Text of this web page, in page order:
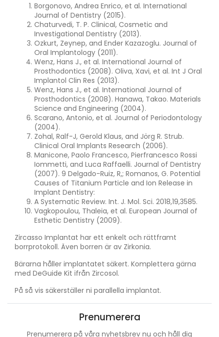
Borgonovo, Andrea Enrico, et al. International
Journal of Dentistry (2015).
Chaturvedi, T. P. Clinical, Cosmetic and
Investigational Dentistry (2013).
Ozkurt, Zeynep, and Ender Kazazoglu. Journal of
Oral Implantology (2011).
Wenz, Hans J., et al. International Journal of
Prosthodontics (2008). Oliva, Xavi, et al. Int J Oral
Implantol Clin Res (2013).
Wenz, Hans J., et al. International Journal of
Prosthodontics (2008). Hanawa, Takao. Materials
Science and Engineering (2004).
Scarano, Antonio, et al. Journal of Periodontology
(2004).
Zohal, Ralf-J, Gerold Klaus, and Jörg R. Strub.
Clinical Oral Implants Research (2006).
Manicone, Paolo Francesco, Pierfrancesco Rossi
Iommetti, and Luca Raffaelli. Journal of Dentistry
(2007). 9 Delgado-Ruiz, R,; Romanos, G. Potential
Causes of Titanium Particle and Ion Release in
Implant Dentistry:
A Systematic Review. Int. J. Mol. Sci. 2018,19,3585.
Vagkopoulou, Thaleia, et al. European Journal of
Esthetic Dentistry (2009).
Zircasso Implantat har ett enkelt och rättframt
borrprotokoll. Även borren är av Zirkonia.
Bärarna håller implantatet säkert. Komplettera gärna
med DeGuide Kit ifrån Zircosol.
På så vis säkerställer ni parallella implantat.
Prenumerera
Prenumerera på våra nyhetsbrev nu och håll dig